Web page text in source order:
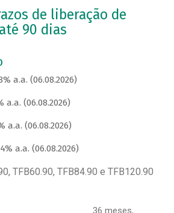
de liberação de
90 dias
a.a. (06.08.2026)
a.a. (06.08.2026)
a.a. (06.08.2026)
a.a. (06.08.2026)
TFB60.90, TFB84.90 e TFB120.90
36 meses,